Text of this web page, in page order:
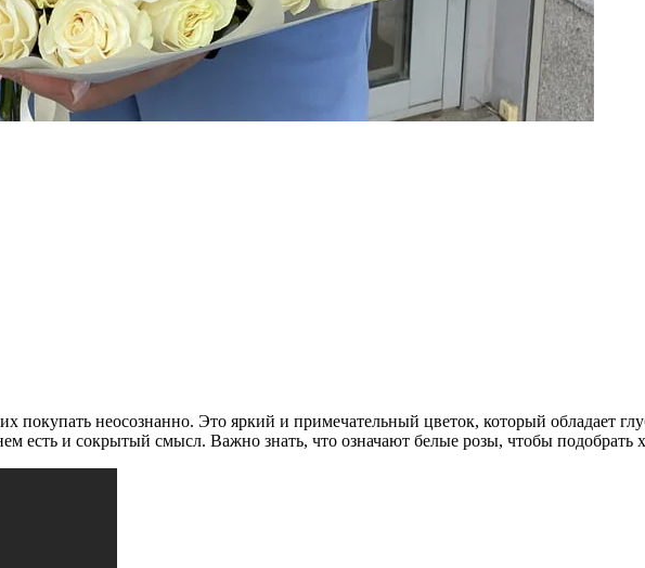
покупать неосознанно. Это яркий и примечательный цветок, который обладает
есть и сокрытый смысл. Важно знать, что означают белые розы, чтобы подобрать